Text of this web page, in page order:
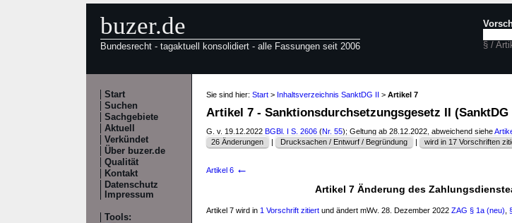
buzer.de
Bundesrecht - tagaktuell konsolidiert - alle Fassungen seit 2006 § /
Start
Suchen
Sachgebiete
Aktuell
Verkündet
Über buzer.de
Qualität
Kontakt
Datenschutz
Impressum
Tools:
Sie sind hier: Start > Inhaltsverzeichnis SanktDG II > Artikel 7
Artikel 7 - Sanktionsdurchsetzungsgesetz II (SanktDG
G. v. 19.12.2022 BGBl. I S. 2606 (Nr. 55); Geltung ab 28.12.2022, abweichend siehe
26 Änderungen
| Drucksachen / Entwurf / Begründung | wird in 17 Vorschriften
Artikel 6 ←
Artikel 7 Änderung des
Artikel 7 wird in 1 Vorschrift zitiert und ändert mWv. 28. Dezember 2022 ZAG § 1a (neu)